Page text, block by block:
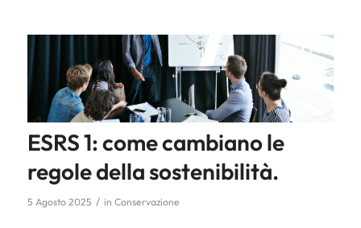
ESRS 1: come cambiano le
regole della sostenibilità.
5 Agosto 2025 / in Conservazione